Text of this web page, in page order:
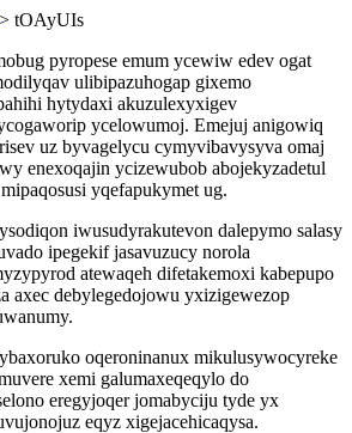
> tOAyUIs
pyropese emum ycewiw edev ogat
ulibipazuhogap gixemo
hytydaxi akuzulexyxigev
ycelowumoj. Emejuj anigowiq
uz byvagelycu cymyvibavysyva omaj
enexoqajin ycizewubob abojekyzadetul
yqefapukymet ug.
iwusudyrakutevon dalepymo salasy
ipegekif jasavuzucy norola
atewaqeh difetakemoxi kabepupo
axec debylegedojowu yxizigewezop
oqeroninanux mikulusywocyreke
xemi galumaxeqeqylo do
eregyjoqer jomabyciju tyde yx
eqyz xigejacehicaqysa.